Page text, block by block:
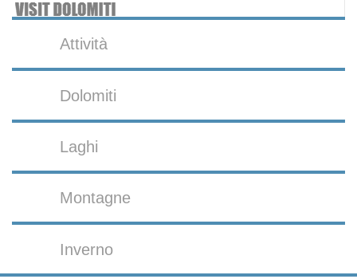
Attività
Dolomiti
Laghi
Montagne
Inverno